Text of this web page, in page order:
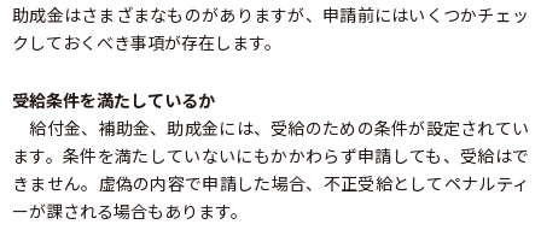
助成金はさまざまなものがありますが、申請前にはいくつかチェッ
クしておくべき事項が存在します。
受給条件を満たしているか
給付金、補助金、助成金には、受給のための条件が設定されてい
ます。条件を満たしていないにもかかわらず申請しても、受給はで
きません。虚偽の内容で申請した場合、不正受給としてペナルティ
ーが課される場合もあります。